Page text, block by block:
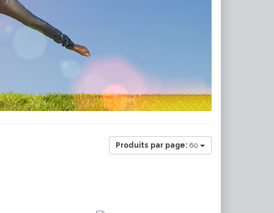
Produits par page: 60